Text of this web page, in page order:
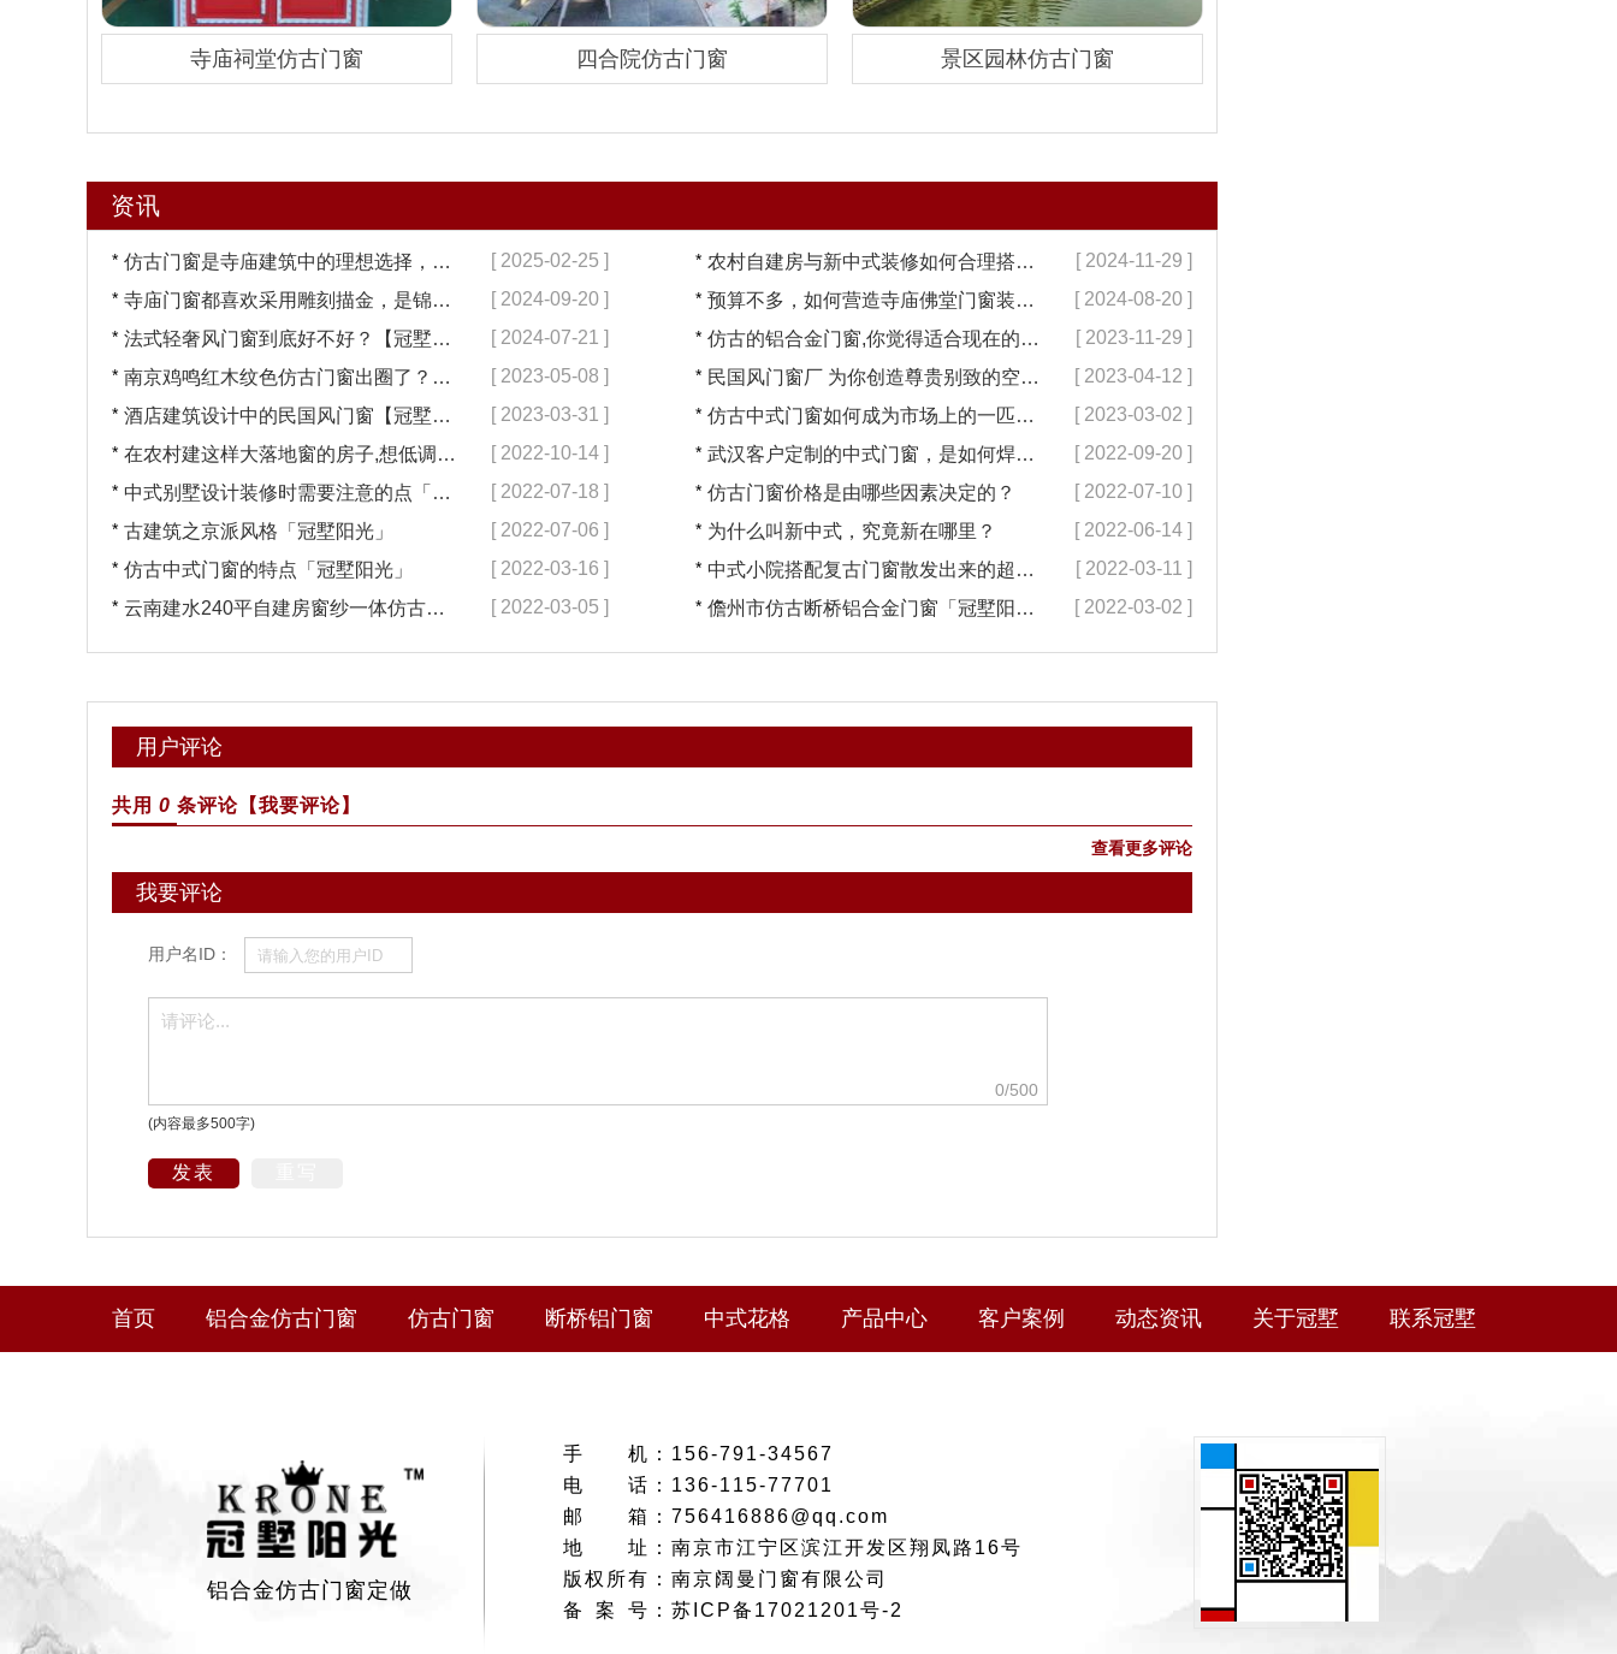
寺庙祠堂仿古门窗 四合院仿古门窗 景区园林仿古门窗
资讯
* 仿古门窗是寺庙建筑中的理想选择，换一次用终生【冠墅阳光】 [ 2025-02-25 ] * 农村自建房与新中式装修如何合理搭配【冠墅阳光】 [ 2024-11-29 ]
* 寺庙门窗都喜欢采用雕刻描金，是锦上添花吗？【冠墅阳光】 [ 2024-09-20 ] * 预算不多，如何营造寺庙佛堂门窗装修【冠墅阳光】 [ 2024-08-20 ]
* 法式轻奢风门窗到底好不好？【冠墅阳光】 [ 2024-07-21 ] * 仿古的铝合金门窗,你觉得适合现在的装修吗?【冠墅阳光】 [ 2023-11-29 ]
* 南京鸡鸣红木纹色仿古门窗出圈了？【冠墅阳光】 [ 2023-05-08 ] * 民国风门窗厂 为你创造尊贵别致的空间【冠墅阳光】 [ 2023-04-12 ]
* 酒店建筑设计中的民国风门窗【冠墅阳光】 [ 2023-03-31 ] * 仿古中式门窗如何成为市场上的一匹黑马【冠墅阳光】 [ 2023-03-02 ]
* 在农村建这样大落地窗的房子,想低调都难吧【冠墅阳光】 [ 2022-10-14 ] * 武汉客户定制的中式门窗，是如何焊接的呢？ [ 2022-09-20 ]
* 中式别墅设计装修时需要注意的点「冠墅阳光」 [ 2022-07-18 ] * 仿古门窗价格是由哪些因素决定的？ [ 2022-07-10 ]
* 古建筑之京派风格「冠墅阳光」 [ 2022-07-06 ] * 为什么叫新中式，究竟新在哪里？ [ 2022-06-14 ]
* 仿古中式门窗的特点「冠墅阳光」 [ 2022-03-16 ] * 中式小院搭配复古门窗散发出来的超凡气质 「冠墅阳光」 [ 2022-03-11 ]
* 云南建水240平自建房窗纱一体仿古门窗完工「冠墅阳光」 [ 2022-03-05 ] * 儋州市仿古断桥铝合金门窗「冠墅阳光」 [ 2022-03-02 ]
用户评论
共用 0 条评论 【我要评论】
查看更多评论
我要评论
用户名ID：
0/500
(内容最多500字)
发表
首页 铝合金仿古门窗 仿古门窗 断桥铝门窗 中式花格 产品中心 客户案例 动态资讯 关于冠墅 联系冠墅
铝合金仿古门窗定做
手 机： 156-791-34567
电
话： 136-115-77701
邮
箱： 756416886@qq.com
地
址： 南京市江宁区滨江开发区翔凤路16号
版权所有：南京阔曼门窗有限公司
备
案 号： 苏ICP备17021201号-2